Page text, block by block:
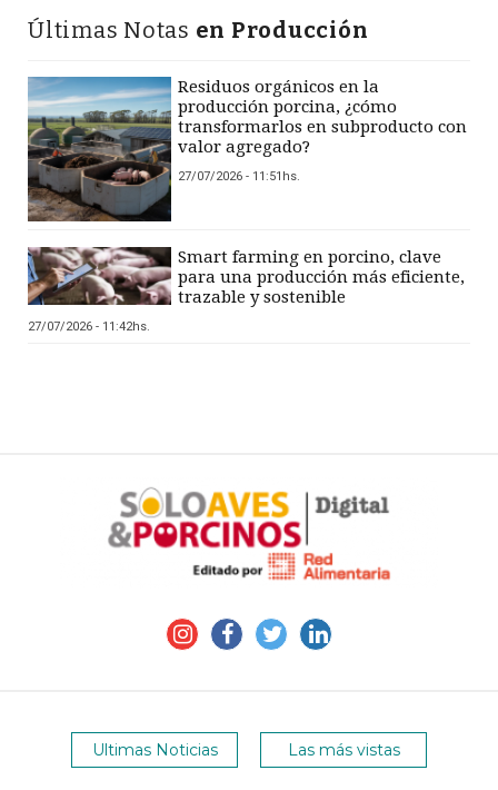
Últimas Notas en Producción
Residuos orgánicos en la
producción porcina, ¿cómo
transformarlos en subproducto con
valor agregado?
27/07/2026 - 11:51hs.
Smart farming en porcino, clave
para una producción más eficiente,
trazable y sostenible
27/07/2026 - 11:42hs.
Ultimas Noticias Las más vistas